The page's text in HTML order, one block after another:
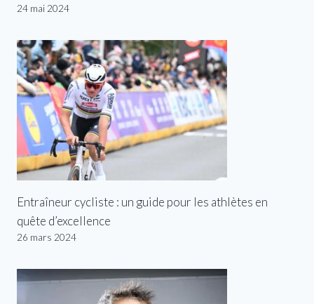
24 mai 2024
Entraîneur cycliste : un guide pour les athlètes en
quête d’excellence
26 mars 2024